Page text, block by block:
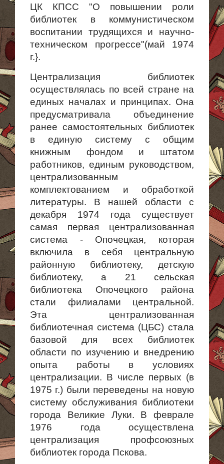
ЦК КПСС "О повышении роли
библиотек в коммунистическом
воспитании трудящихся и научно-
техническом прогрессе"(май 1974
г.}.
Централизация библиотек
осуществлялась по всей стране на
единых началах и принципах. Она
предусматривала объединение
ранее самостоя­тельных библиотек
в единую систему с общим
книжным фондом и штатом
работников, единым руководством,
централизованным
комплектованием и обработкой
литературы. В нашей области с
декабря 1974 года существует
самая первая централизованная
система - Опочецкая, которая
включила в себя центральную
районную библиотеку, детскую
библиотеку, а 21 сельская
библиотека Опочецкого района
стали филиалами центральной.
Эта централизованная
библиотечная система (ЦБС) стала
базовой для всех библиотек
области по изучению и внедрению
опыта работы в условиях
централизации. В числе первых (в
1975 г.) были переведены на новую
систему обслуживания библиотеки
города Великие Луки. В феврале
1976 года осуществлена
централизация профсоюзных
библиотек города Пскова.